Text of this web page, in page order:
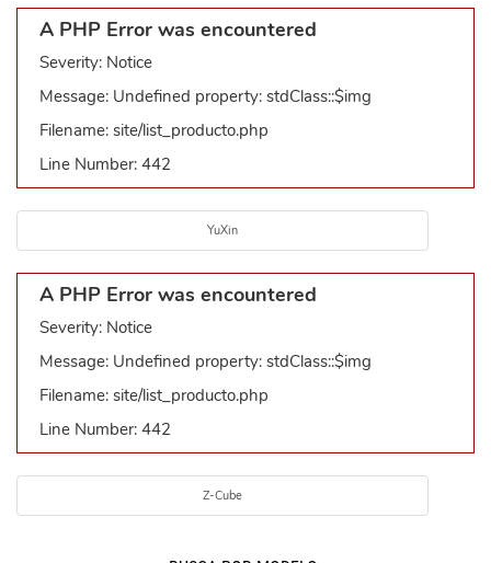
A PHP Error was encountered
Severity: Notice
Message: Undefined property: stdClass::$img
Filename: site/list_producto.php
Line Number: 442
YuXin
A PHP Error was encountered
Severity: Notice
Message: Undefined property: stdClass::$img
Filename: site/list_producto.php
Line Number: 442
Z-Cube